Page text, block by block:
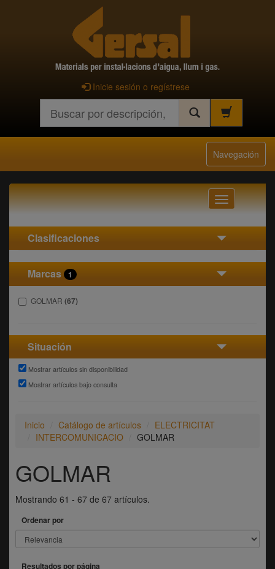
Inicie sesión o regístrese
Navegación
Navegación
Clasificaciones
Marcas 1
GOLMAR (67)
Situación
Mostrar artículos sin disponibilidad
Mostrar artículos bajo consulta
Inicio Catálogo de artículos
ELECTRICITAT
INTERCOMUNICACIO
GOLMAR
GOLMAR
Mostrando 61 - 67 de 67 artículos.
Ordenar por
Resultados por página